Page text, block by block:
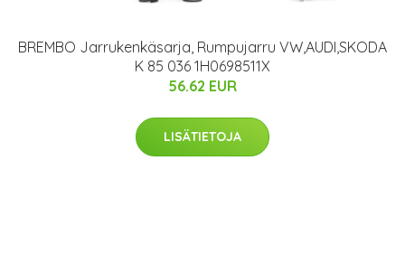
BREMBO Jarrukenkäsarja, Rumpujarru VW,AUDI,SKODA
K 85 036 1H0698511X
56.62 EUR
LISÄTIETOJA